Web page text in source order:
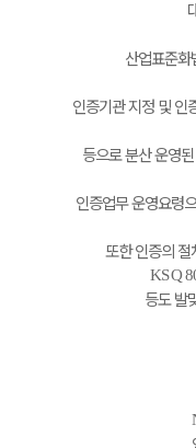
산업표준화
인증기관 지정 및 인
등으로 분산 운영
인증업무 운영요령
또한 인증의 절
KS Q
등도 발